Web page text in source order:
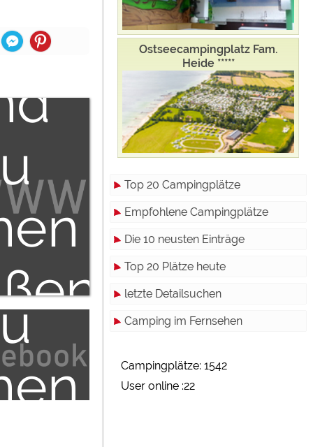
Ostseecampingplatz Fam.
Heide *****
Top 20 Campingplätze
Empfohlene Campingplätze
Die 10 neusten Einträge
Top 20 Plätze heute
letzte Detailsuchen
Camping im Fernsehen
Campingplätze: 1542
User online :22